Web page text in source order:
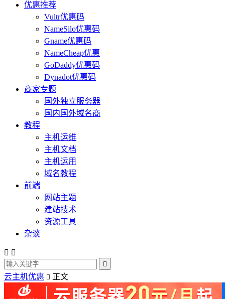
优惠推荐
Vultr优惠码
NameSilo优惠码
Gname优惠码
NameCheap优惠
GoDaddy优惠码
Dynadot优惠码
商家专题
国外独立服务器
国内国外域名商
教程
主机运维
主机文档
主机运用
域名教程
前端
网站主题
建站技术
资源工具
杂谈
 

云主机优惠  正文